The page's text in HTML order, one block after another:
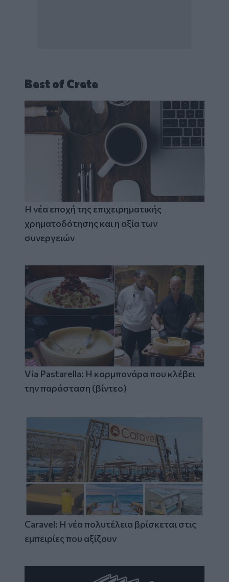
Best of Crete
Η νέα εποχή της επιχειρηματικής
χρηματοδότησης και η αξία των
συνεργειών
Via Pastarella: Η καρμπονάρα που κλέβει
την παράσταση (βίντεο)
Caravel: Η νέα πολυτέλεια βρίσκεται στις
εμπειρίες που αξίζουν